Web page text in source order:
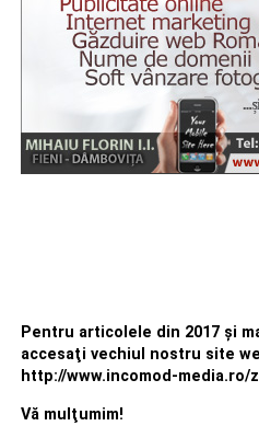
Pentru articolele din 2017 şi
accesaţi vechiul nostru site
http://www.incomod-media.ro/
Vă mulţumim!